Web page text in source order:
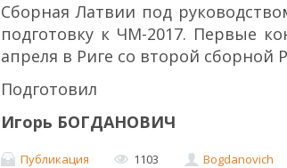
Сборная Латвии под
подготовку к ЧМ-2017. Первые
апреля в Риге со второй сборной
Подготовил
Игорь БОГДАНОВИЧ
Публикация 1103 Bogdanovich